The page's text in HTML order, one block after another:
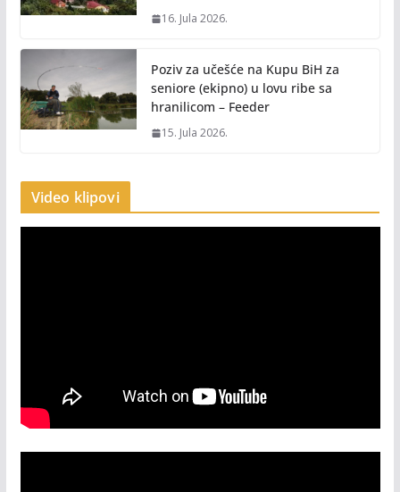
16. Jula 2026.
Poziv za učešće na Kupu BiH za
seniore (ekipno) u lovu ribe sa
hranilicom – Feeder
15. Jula 2026.
Video klipovi